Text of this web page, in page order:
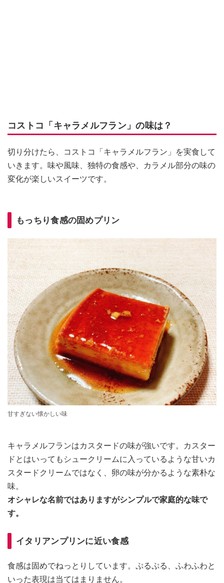
コストコ「キャラメルフラン」の味は？
切り分けたら、コストコ「キャラメルフラン」を実食して
いきます。味や風味、独特の食感や、カラメル部分の味の
変化が楽しいスイーツです。
もっちり食感の固めプリン
甘すぎない懐かしい味
キャラメルフランはカスタードの味が強いです。カスター
ドとはいってもシュークリームに入っているような甘いカ
スタードクリームではなく、卵の味が分かるような素朴な
味。
オシャレな名前ではありますがシンプルで家庭的な味で
す。
イタリアンプリンに近い食感
食感は固めでねっとりしています。ぷるぷる、ふわふわと
いった表現は当てはまりません。